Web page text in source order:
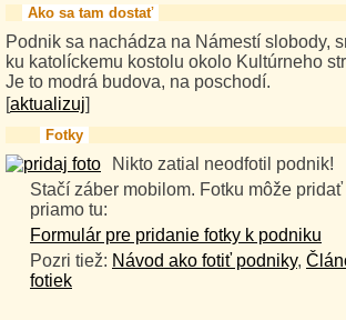
Ako sa tam dostať
Podnik sa nachádza na Námestí slobody,
ku katolíckemu kostolu okolo Kultúrneho
Je to modrá budova, na poschodí.
[aktualizuj]
Fotky
Nikto zatial neodfotil podnik!
Stačí záber mobilom. Fotku môže
priamo tu:
Formulár pre pridanie fotky k podniku
Pozri tiež: Návod ako fotiť podniky,
fotiek